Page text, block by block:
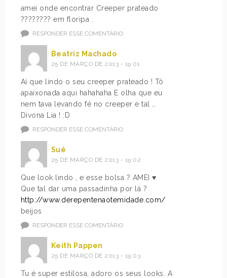
amei onde encontrar Creeper prateado
???????? em floripa .
RESPONDER ESSE COMENTÁRIO
Beatriz Machado
25 DE MARÇO DE 2013 - 19:01
Aí que lindo o seu creeper prateado ! Tô
apaixonada aqui hahahaha E olha que eu
nem tava levando fé no creeper e tal …
Divona Lia ! :D
RESPONDER ESSE COMENTÁRIO
Suê
25 DE MARÇO DE 2013 - 19:02
Que look lindo , e esse bolsa ? AMEI ♥
Que tal dar uma passadinha por lá ?
http://www.derepentenaotemidade.com/
beijos
RESPONDER ESSE COMENTÁRIO
Keith Pappen
25 DE MARÇO DE 2013 - 19:03
Tu é super estilosa, adoro os seus looks. A